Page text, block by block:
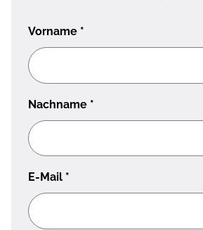
Vorname *
Nachname *
E-Mail *